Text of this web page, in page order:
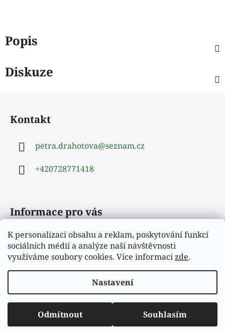
K personalizaci obsahu a reklam, poskytování funkcí
sociálních médií a analýze naší návštěvnosti
využíváme soubory cookies. Více informacízde.
Nastavení
Odmítnout Souhlasím
Popis
Diskuze
Kontakt
petra.drahotova@seznam.cz
+420728771418
Informace pro vás
Obchodní podmínky
Podmínky ochrany osobních údajů
Moje objednávka
Vytvořil Shoptet
Copyright 2026Hejrup
. Všechna práva vyhrazena.
Upravit nastavení cookies